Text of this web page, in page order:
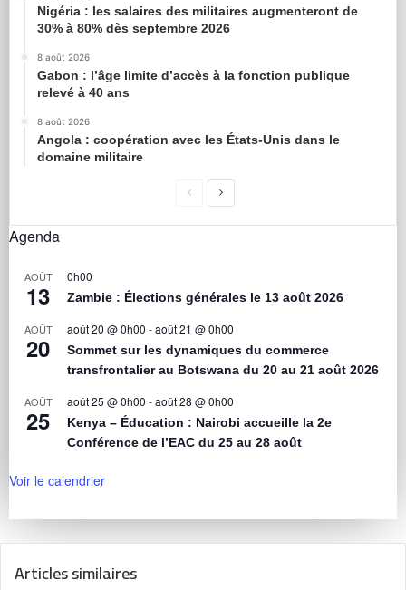
Nigéria : les salaires des militaires augmenteront de
30% à 80% dès septembre 2026
8 août 2026
Gabon : l’âge limite d’accès à la fonction publique
relevé à 40 ans
8 août 2026
Angola : coopération avec les États-Unis dans le
domaine militaire
Agenda
AOÛT
13
0h00
Zambie : Élections générales le 13 août 2026
AOÛT
20
août 20 @ 0h00 -août 21 @ 0h00
Sommet sur les dynamiques du commerce
transfrontalier au Botswana du 20 au 21 août 2026
AOÛT
25
août 25 @ 0h00 -août 28 @ 0h00
Kenya – Éducation : Nairobi accueille la 2e
Conférence de l’EAC du 25 au 28 août
Voir le calendrier
Articles similaires